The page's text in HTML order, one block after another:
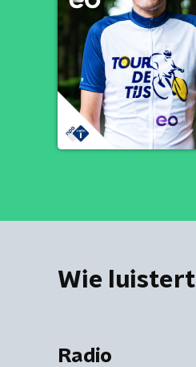
Wie luistert
Radio